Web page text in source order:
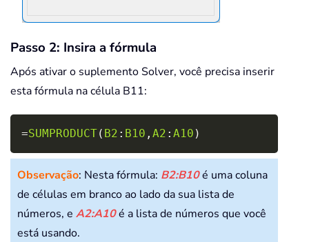
Passo 2: Insira a fórmula
Após ativar o suplemento Solver, você precisa inserir
esta fórmula na célula B11:
=SUMPRODUCT( B2 : B10 , A2 : A10 )
Observação: Nesta fórmula: B2:B10é uma coluna
de células em branco ao lado da sua lista de
números, e A2:A10é a lista de números que você
está usando.